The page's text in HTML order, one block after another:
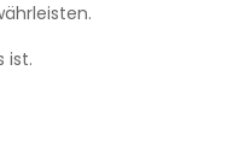
ist.